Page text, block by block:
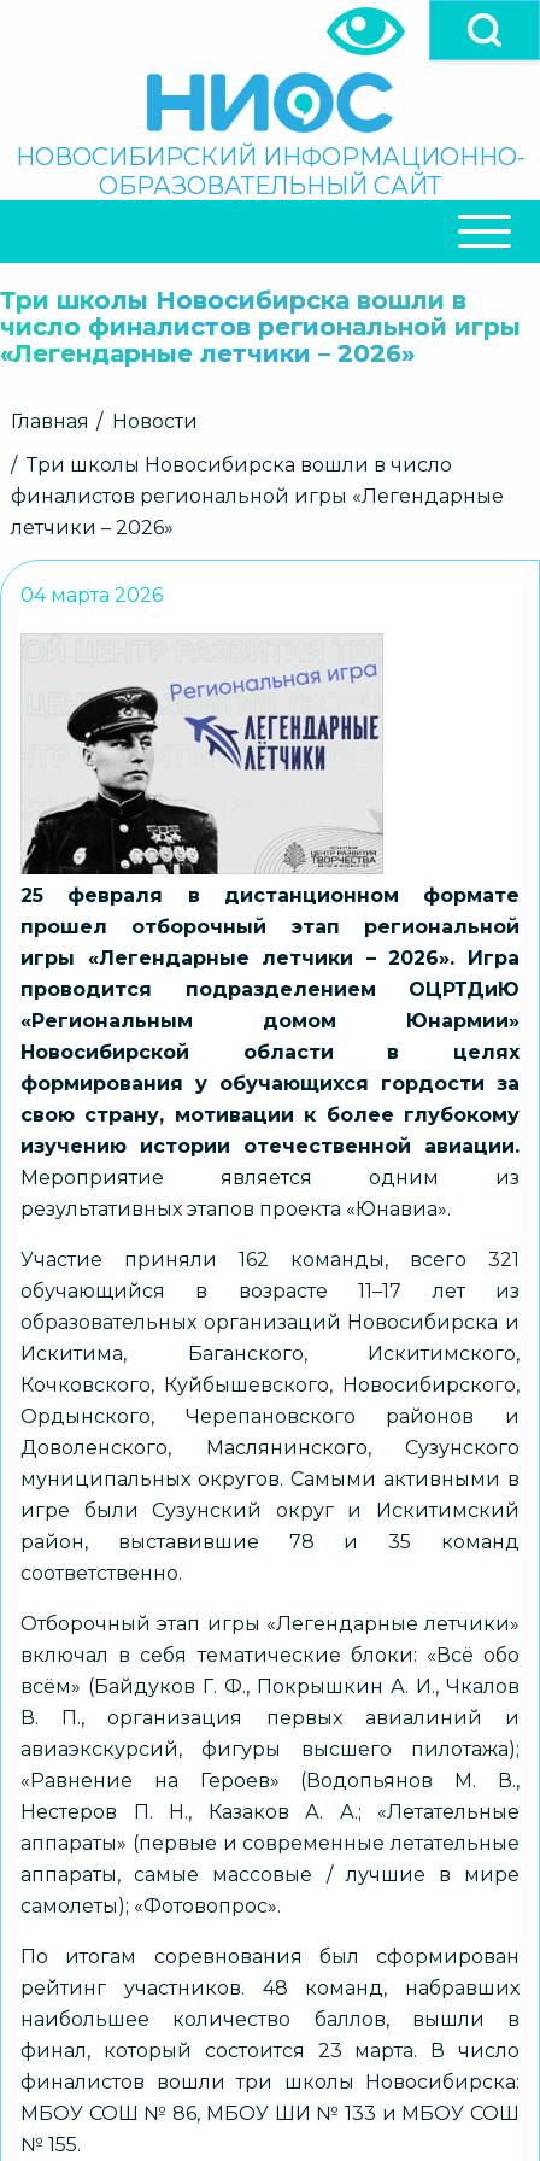
Поиск
НОВОСИБИРСКИЙ ИНФОРМАЦИОННО-
ОБРАЗОВАТЕЛЬНЫЙ САЙТ
НАВИГАЦИЯ
Три школы Новосибирска вошли в
число финалистов региональной игры
«Легендарные летчики – 2026»
Строка
Главная
Новости
Три школы Новосибирска вошли в число
финалистов региональной игры «Легендарные
летчики – 2026»
04 марта 2026
25 февраля в дистанционном формате
прошел отборочный этап региональной
игры «Легендарные летчики – 2026». Игра
проводится подразделением ОЦРТДиЮ
«Региональным домом Юнармии»
Новосибирской области в целях
формирования у обучающихся гордости за
свою страну, мотивации к более глубокому
изучению истории отечественной авиации.
Мероприятие является одним из
результативных этапов проекта «Юнавиа».
Участие приняли 162 команды, всего 321
обучающийся в возрасте 11–17 лет из
образовательных организаций Новосибирска и
Искитима, Баганского, Искитимского,
Кочковского, Куйбышевского, Новосибирского,
Ордынского, Черепановского районов и
Доволенского, Маслянинского, Сузунского
муниципальных округов. Самыми активными в
игре были Сузунский округ и Искитимский
район, выставившие 78 и 35 команд
соответственно.
Отборочный этап игры «Легендарные летчики»
включал в себя тематические блоки: «Всё обо
всём» (Байдуков Г. Ф., Покрышкин А. И., Чкалов
В. П., организация первых авиалиний и
авиаэкскурсий, фигуры высшего пилотажа);
«Равнение на Героев» (Водопьянов М. В.,
Нестеров П. Н., Казаков А. А.; «Летательные
аппараты» (первые и современные летательные
аппараты, самые массовые / лучшие в мире
самолеты); «Фотовопрос».
По итогам соревнования был сформирован
рейтинг участников. 48 команд, набравших
наибольшее количество баллов, вышли в
финал, который состоится 23 марта. В число
финалистов вошли три школы Новосибирска:
МБОУ СОШ № 86, МБОУ ШИ № 133 и МБОУ СОШ
№ 155.